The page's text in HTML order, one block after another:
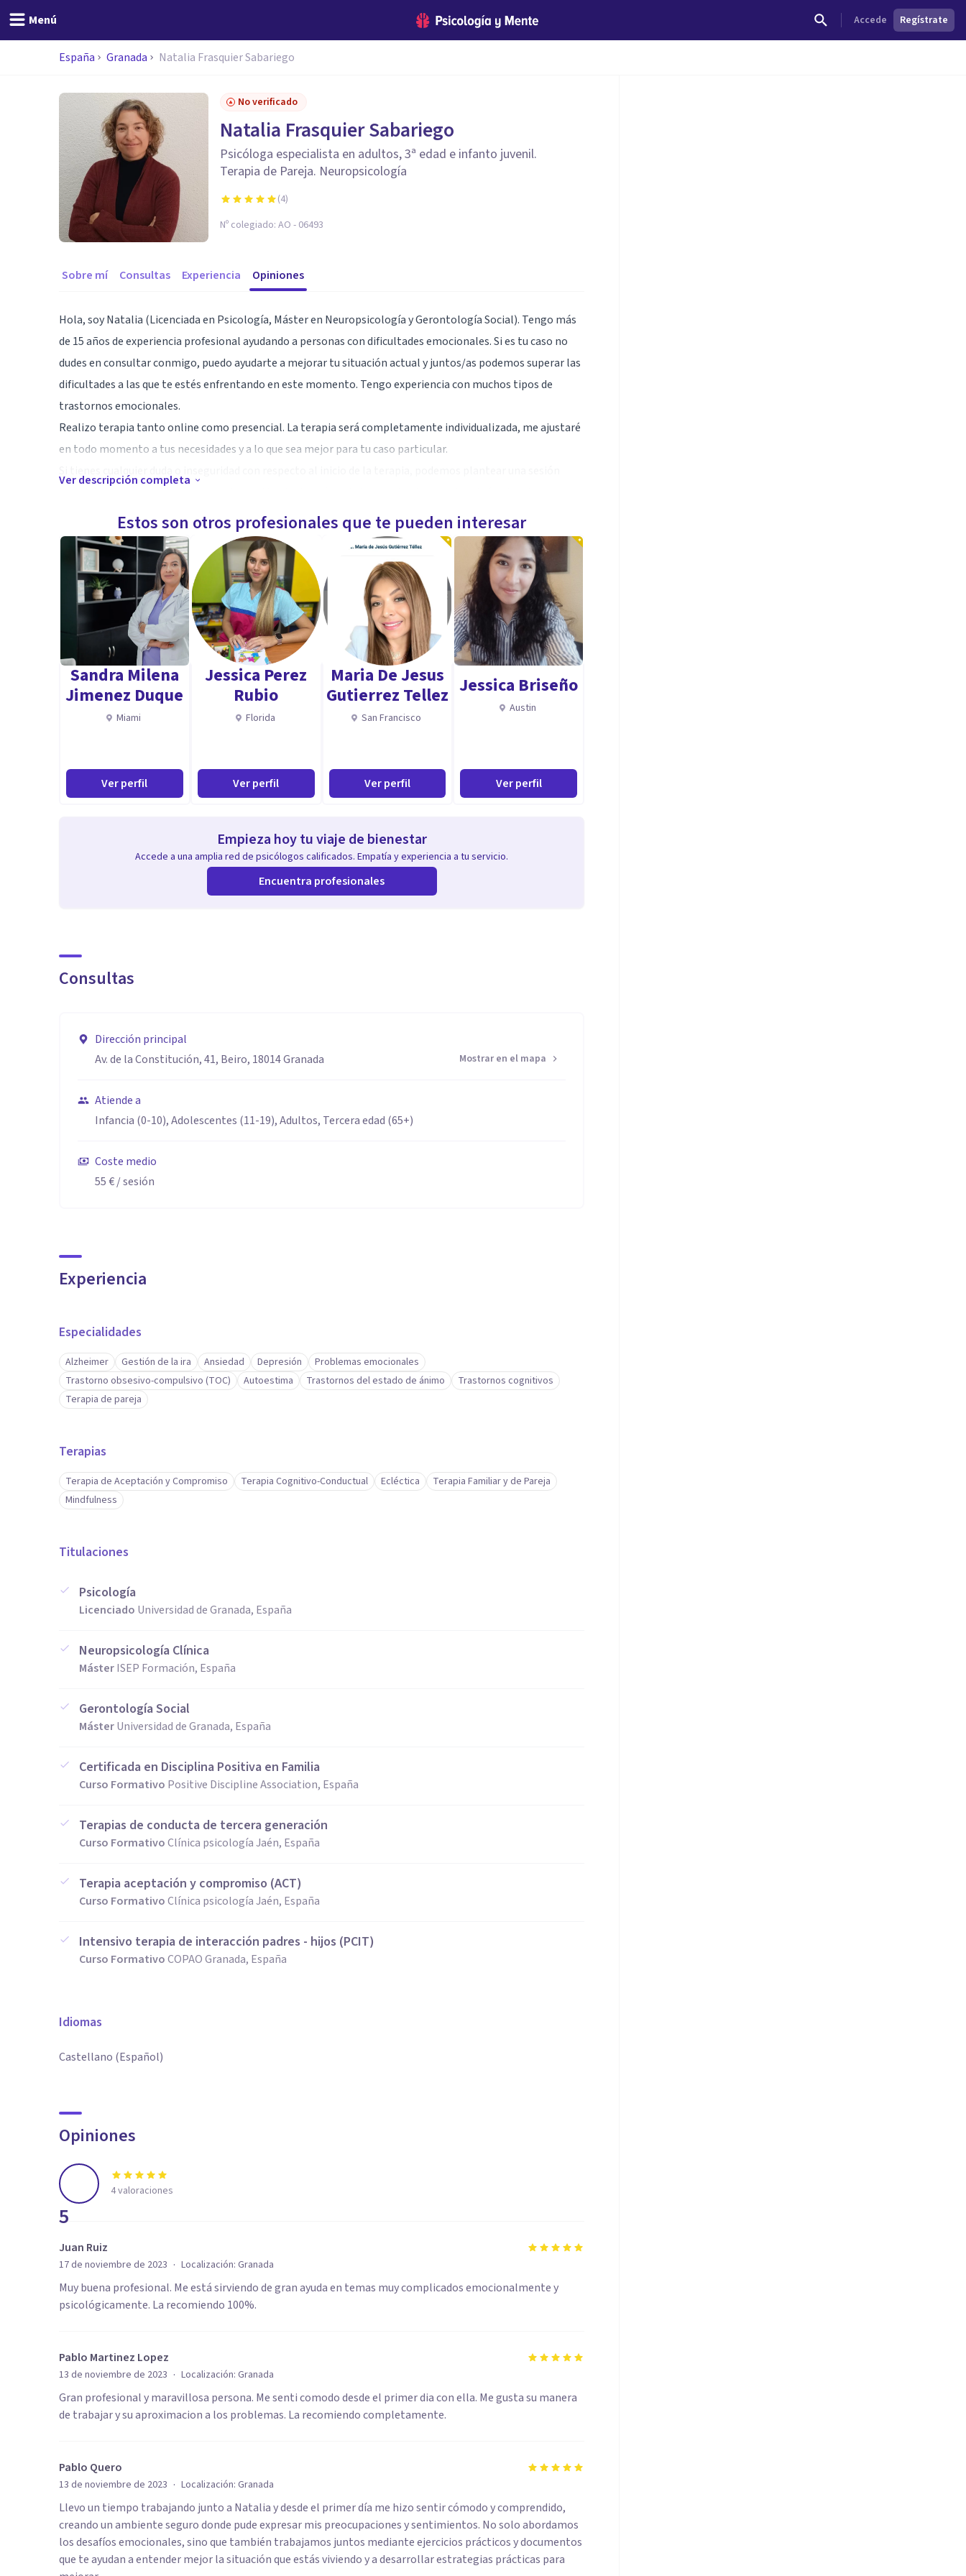
Menú Accede Regístrate
España Granada Natalia Frasquier Sabariego
No verificado
Natalia Frasquier Sabariego
Psicóloga especialista en adultos, 3ª edad e infanto juvenil.
Terapia de Pareja. Neuropsicología
(4)
Nº colegiado: AO - 06493
Sobre mí Consultas Experiencia Opiniones
Hola, soy Natalia (Licenciada en Psicología, Máster en Neuropsicología y Gerontología Social). Tengo más
de 15 años de experiencia profesional ayudando a personas con dificultades emocionales. Si es tu caso no
dudes en consultar conmigo, puedo ayudarte a mejorar tu situación actual y juntos/as podemos superar las
dificultades a las que te estés enfrentando en este momento. Tengo experiencia con muchos tipos de
trastornos emocionales.
Realizo terapia tanto online como presencial. La terapia será completamente individualizada, me ajustaré
en todo momento a tus necesidades y a lo que sea mejor para tu caso particular.
ayuda profesional, seguro que llevas tiempo sufriendo y a veces necesitamos apoyo y orientación para
poder salir de algunos momentos que se complican.
El primer paso es el más importante y ya lo estás dando. Una vez que estás en el camino las cosas se
sienten de otra manera y podemos avanzar en nuestra mejora personal y emocional. Mucho ánimo con el
proceso
Especialidad
Máster en Neuropsicología y Gerontología Social. Formación en terapias de tercera generación (ACT)
Educadora Certificada en Disciplina Positiva en la Familia. He trabajado durante mucho tiempo con familias.
TOC, Trastorno Bipolar, fobias sociales y otro tipo de fobias específicas, trastornos de la personalidad,
problemas de autocontrol/control de impulsos y dificultades de autoestima, Trastornos de la conducta
También tengo experiencia con terapia de pareja.
profesionalmente; me importa la persona e intento darle un trato lo más personalizado posible en base a
sus experiencias de vida y cómo llega a consulta.
desde el conocimiento real de la situación del paciente.
Destaco también en el trabajo online, donde intento aportar más cercanía aún dado el medio en el que nos
Ver descripción completa
Estos son otros profesionales que te pueden interesar
Sandra Milena
Jimenez Duque
Miami
Ver perfil
Jessica Perez
Rubio
Florida
Ver perfil
Maria De Jesus
Gutierrez Tellez
San Francisco
Ver perfil
Jessica Briseño
Austin
Ver perfil
Empieza hoy tu viaje de bienestar
Accede a una amplia red de psicólogos calificados. Empatía y experiencia a tu servicio.
Encuentra profesionales
Consultas
Dirección principal
Av. de la Constitución, 41, Beiro, 18014 Granada
Mostrar en el mapa
Atiende a
Infancia (0-10), Adolescentes (11-19), Adultos, Tercera edad (65+)
Coste medio
55 €/ sesión
Experiencia
Especialidades
Alzheimer Gestión de la ira Ansiedad Depresión
Problemas emocionales
Trastorno obsesivo-compulsivo (TOC)
Autoestima Trastornos del estado de ánimo
Trastornos cognitivos
Terapia de pareja
Terapias
Terapia de Aceptación y Compromiso Terapia Cognitivo-Conductual Ecléctica
Terapia Familiar y de Pareja
Mindfulness
Titulaciones
Psicología
Licenciado Universidad de Granada, España
Neuropsicología Clínica
MásterISEP Formación, España
Gerontología Social
MásterUniversidad de Granada, España
Certificada en Disciplina Positiva en Familia
Curso Formativo Positive Discipline Association, España
Terapias de conducta de tercera generación
Curso FormativoClínica psicología Jaén, España
Terapia aceptación y compromiso (ACT)
Curso FormativoClínica psicología Jaén, España
Intensivo terapia de interacción padres - hijos (PCIT)
Curso FormativoCOPAO Granada, España
Idiomas
Castellano (Español)
Opiniones
5
4valoraciones
Juan Ruiz
17 de noviembre de 2023 · Localización: Granada
Muy buena profesional. Me está sirviendo de gran ayuda en temas muy complicados emocionalmente y
psicológicamente. La recomiendo 100%.
Pablo Martinez Lopez
13 de noviembre de 2023 · Localización: Granada
Gran profesional y maravillosa persona. Me senti comodo desde el primer dia con ella. Me gusta su manera
de trabajar y su aproximacion a los problemas. La recomiendo completamente.
Pablo Quero
13 de noviembre de 2023 · Localización: Granada
Llevo un tiempo trabajando junto a Natalia y desde el primer día me hizo sentir cómodo y comprendido,
creando un ambiente seguro donde pude expresar mis preocupaciones y sentimientos. No solo abordamos
los desafíos emocionales, sino que también trabajamos juntos mediante ejercicios prácticos y documentos
que te ayudan a entender mejor la situación que estás viviendo y a desarrollar estrategias prácticas para